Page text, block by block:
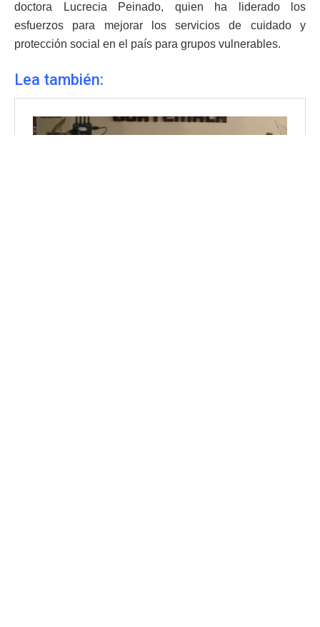
doctora Lucrecia Peinado, quien ha liderado los
esfuerzos para mejorar los servicios de cuidado y
protección social en el país para grupos vulnerables.
Lea también: